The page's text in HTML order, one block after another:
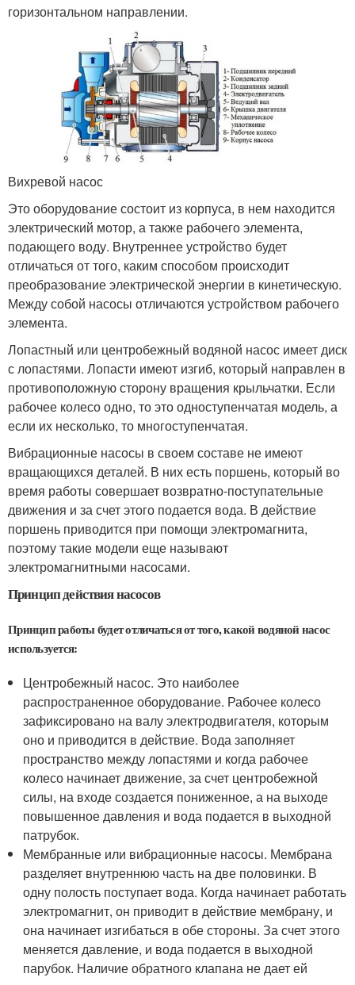
горизонтальном направлении.
Вихревой насос
Это оборудование состоит из корпуса, в нем находится
электрический мотор, а также рабочего элемента,
подающего воду. Внутреннее устройство будет
отличаться от того, каким способом происходит
преобразование электрической энергии в кинетическую.
Между собой насосы отличаются устройством рабочего
элемента.
Лопастный или центробежный водяной насос имеет диск
с лопастями. Лопасти имеют изгиб, который направлен в
противоположную сторону вращения крыльчатки. Если
рабочее колесо одно, то это одноступенчатая модель, а
если их несколько, то многоступенчатая.
Вибрационные насосы в своем составе не имеют
вращающихся деталей. В них есть поршень, который во
время работы совершает возвратно-поступательные
движения и за счет этого подается вода. В действие
поршень приводится при помощи электромагнита,
поэтому такие модели еще называют
электромагнитными насосами.
Принцип действия насосов
Принцип работы будет отличаться от того, какой водяной насос
используется:
Центробежный насос. Это наиболее
распространенное оборудование. Рабочее колесо
зафиксировано на валу электродвигателя, которым
оно и приводится в действие. Вода заполняет
пространство между лопастями и когда рабочее
колесо начинает движение, за счет центробежной
силы, на входе создается пониженное, а на выходе
повышенное давления и вода подается в выходной
патрубок.
Мембранные или вибрационные насосы. Мембрана
разделяет внутреннюю часть на две половинки. В
одну полость поступает вода. Когда начинает работать
электромагнит, он приводит в действие мембрану, и
она начинает изгибаться в обе стороны. За счет этого
меняется давление, и вода подается в выходной
парубок. Наличие обратного клапана не дает ей